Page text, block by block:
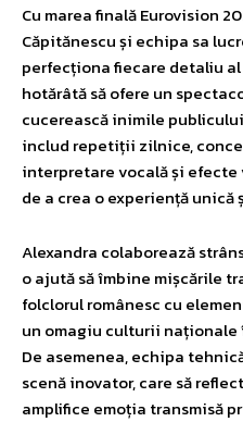
Cu marea finală Eurovision
Căpitănescu și echipa sa
perfecționa fiecare detaliu
hotărâtă să ofere un
cucerească inimile
includ repetiții zilnice,
interpretare vocală și
de a crea o experiență
Alexandra colaborează
o ajută să îmbine mișcările
folclorul românesc cu
un omagiu culturii
De asemenea, echipa
scenă inovator, care să
amplifice emoția transmisă